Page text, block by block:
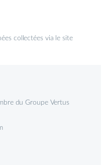
collectées via le site
du Groupe Vertus